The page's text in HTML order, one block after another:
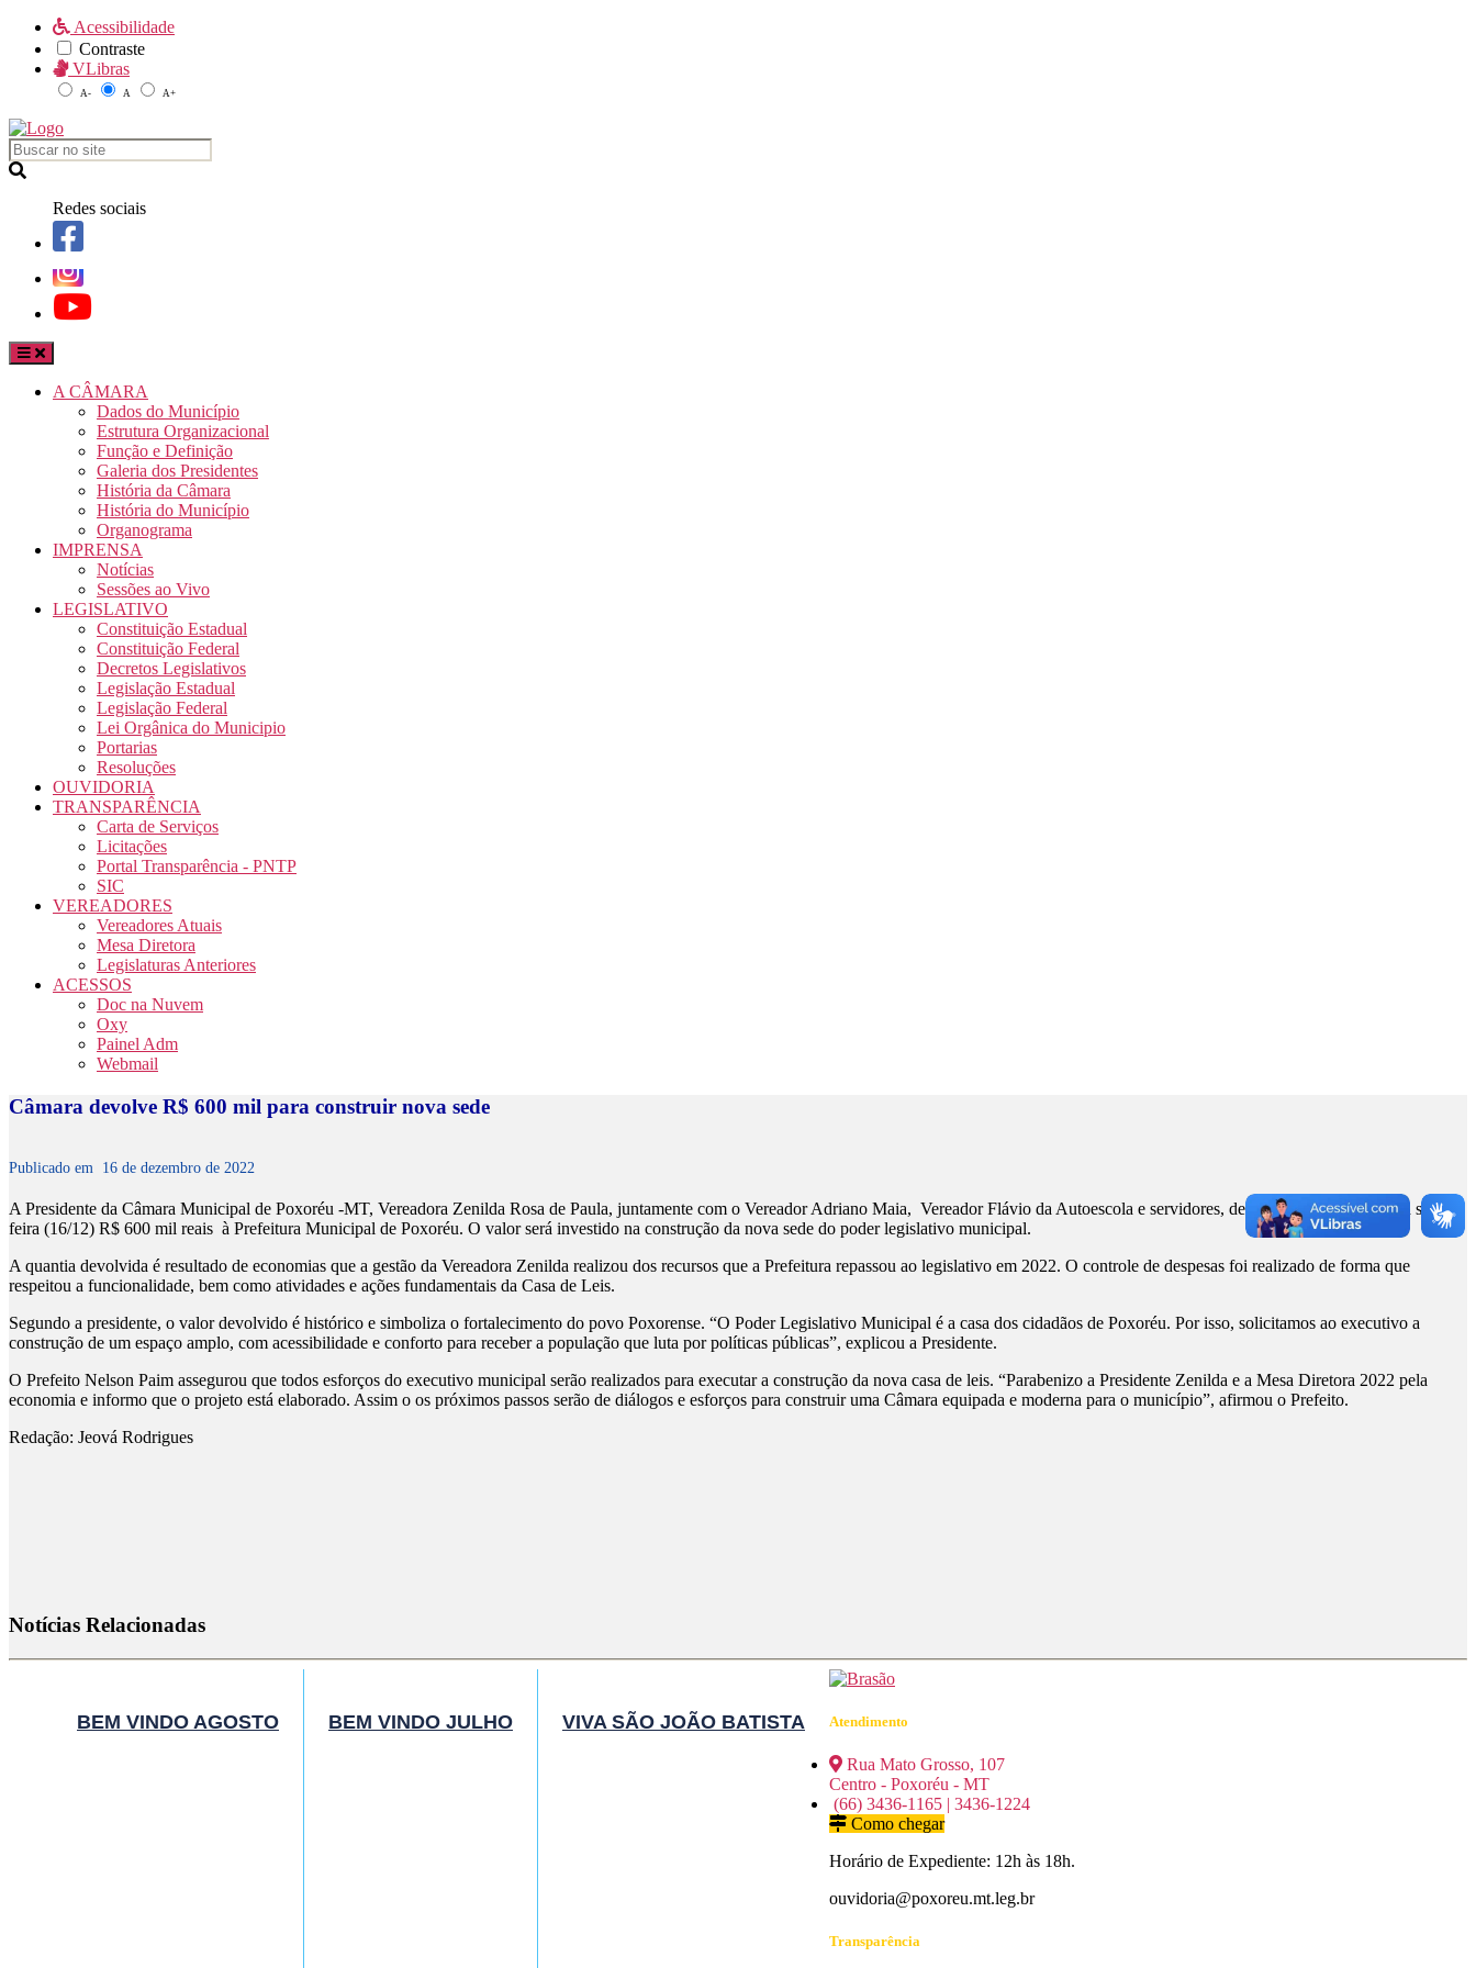
Acessibilidade
Contraste
VLibras
A- A A+
Redes sociais
A CÂMARA
Dados do Município
Estrutura Organizacional
Função e Definição
Galeria dos Presidentes
História da Câmara
História do Município
Organograma
IMPRENSA
Notícias
Sessões ao Vivo
LEGISLATIVO
Constituição Estadual
Constituição Federal
Decretos Legislativos
Legislação Estadual
Legislação Federal
Lei Orgânica do Municipio
Portarias
Resoluções
OUVIDORIA
TRANSPARÊNCIA
Carta de Serviços
Licitações
Portal Transparência - PNTP
SIC
VEREADORES
Vereadores Atuais
Mesa Diretora
Legislaturas Anteriores
ACESSOS
Doc na Nuvem
Oxy
Painel Adm
Webmail
Câmara devolve R$ 600 mil para construir nova sede
Publicado em 16 de dezembro de 2022
A Presidente da Câmara Municipal de Poxoréu -MT, Vereadora Zenilda Rosa de Paula, juntamente com o Vereador Adriano Maia, Vereador Flávio da Autoescola e servidores, devolveram na tarde dessa sexta-
feira (16/12) R$ 600 mil reais à Prefeitura Municipal de Poxoréu. O valor será investido na construção da nova sede do poder legislativo municipal.
A quantia devolvida é resultado de economias que a gestão da Vereadora Zenilda realizou dos recursos que a Prefeitura repassou ao legislativo em 2022. O controle de despesas foi realizado de forma que
respeitou a funcionalidade, bem como atividades e ações fundamentais da Casa de Leis.
Segundo a presidente, o valor devolvido é histórico e simboliza o fortalecimento do povo Poxorense. “O Poder Legislativo Municipal é a casa dos cidadãos de Poxoréu. Por isso, solicitamos ao executivo a
construção de um espaço amplo, com acessibilidade e conforto para receber a população que luta por políticas públicas”, explicou a Presidente.
O Prefeito Nelson Paim assegurou que todos esforços do executivo municipal serão realizados para executar a construção da nova casa de leis. “Parabenizo a Presidente Zenilda e a Mesa Diretora 2022 pela
economia e informo que o projeto está elaborado. Assim o os próximos passos serão de diálogos e esforços para construir uma Câmara equipada e moderna para o município”, afirmou o Prefeito.
Redação: Jeová Rodrigues
Notícias Relacionadas
BEM VINDO AGOSTO BEM VINDO JULHO VIVA SÃO JOÃO BATISTA Atendimento
Rua Mato Grosso, 107
Centro - Poxoréu - MT
(66) 3436-1165 | 3436-1224
Como chegar
Horário de Expediente: 12h às 18h.
ouvidoria@poxoreu.mt.leg.br
Transparência